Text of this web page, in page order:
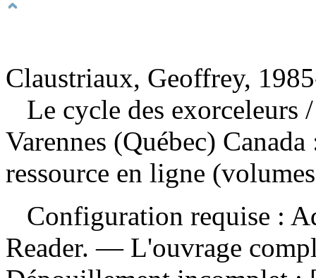
Claustriaux, Geoffrey,
Le cycle des exorceleurs
Varennes (Québec)
ressource en ligne
Configuration requise :
Reader. — L'ouvrage